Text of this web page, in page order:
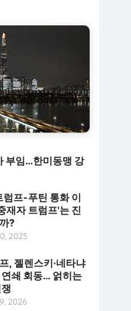
부임…한미동맹 강
프-푸틴 통화 이
재자 트럼프'는 진
?
2025
, 젤렌스키·네타냐
연쇄 회동… 얽히는
2026